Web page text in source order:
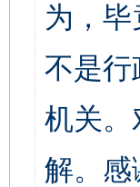
为，
不是行
机关。
解。感